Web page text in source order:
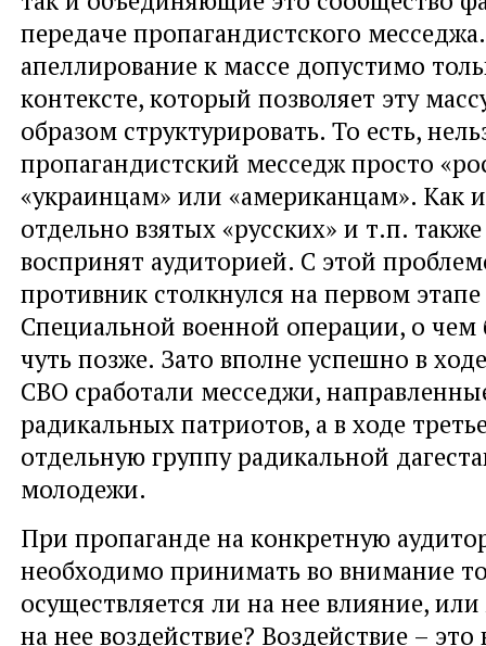
передаче пропагандистского
апеллирование к массе допустимо
контексте, который позволяет эту
образом структурировать. То есть,
пропагандистский месседж просто
«украинцам» или «американцам». Как
отдельно взятых «русских» и т.п.
воспринят аудиторией. С этой
противник столкнулся на первом
Специальной военной операции, о чем
чуть позже. Зато вполне успешно в
СВО сработали месседжи,
радикальных патриотов, а в ходе
отдельную группу радикальной
молодежи.
При пропаганде на конкретную
необходимо принимать во внимание
осуществляется ли на нее влияние,
на нее воздействие? Воздействие – это